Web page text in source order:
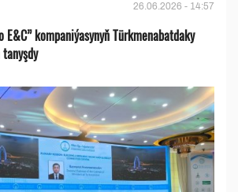
26.06.2026 - 14:57
E&C” kompaniýasynyň Türkmenabatdaky